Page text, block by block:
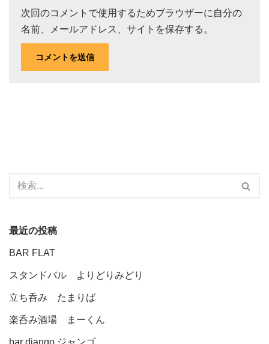
次回のコメントで使用するためブラウザーに自分の
名前、メールアドレス、サイトを保存する。
最近の投稿
BAR FLAT
スタンドバル よりどりみどり
立ち呑み たまりば
楽呑み酒場 まーくん
bar django ジャンゴ